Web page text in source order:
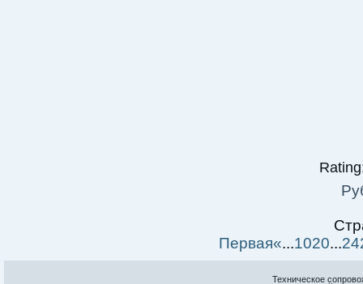
Первая«...1020...24
Техническое